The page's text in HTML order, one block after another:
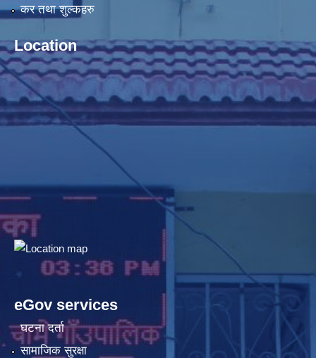
कर तथा शुल्कहरु
Location
eGov services
घटना दर्ता
सामाजिक सुरक्षा